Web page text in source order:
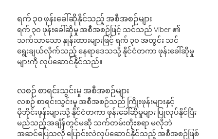
ရက် ၃၀ ဖုန်းခေါ်ဆိုနိုင်သည့် အစီအစဉ်များ
ရက် ၃၀ ဖုန်းခေါ်ဆိုမှု အစီအစဉ်ဖြင့် သင်သည် Viber ၏
သက်သာသော နှုန်းထားများဖြင့် ရက် ၃၀ အတွင်း သင်
ရွေးချယ်လိုက်သည့် နေရာဒေသသို့ နိုင်ငံတကာ ဖုန်းခေါ်ဆိုမှု
များကို လုပ်ဆောင်နိုင်သည်။
လစဉ် စာရင်းသွင်းမှု အစီအစဉ်များ
လစဉ် စာရင်းသွင်းမှု အစီအစဉ်သည် ကြိုးဖုန်းများနှင့်
မိုဘိုင်းဖုန်းများသို့ နိုင်ငံတကာ ဖုန်းခေါ်ဆိုမှုများ ပြုလုပ်နိုင်ပြီး
မည်သည့်အချိန်တွင်မဆို သက်တမ်းတိုးစရာ မလိုဘဲ
အဆင်ပြေသလို ပြောင်းလဲလုပ်ဆောင်နိုင်သည့် အစီအစဉ်ဖြစ်